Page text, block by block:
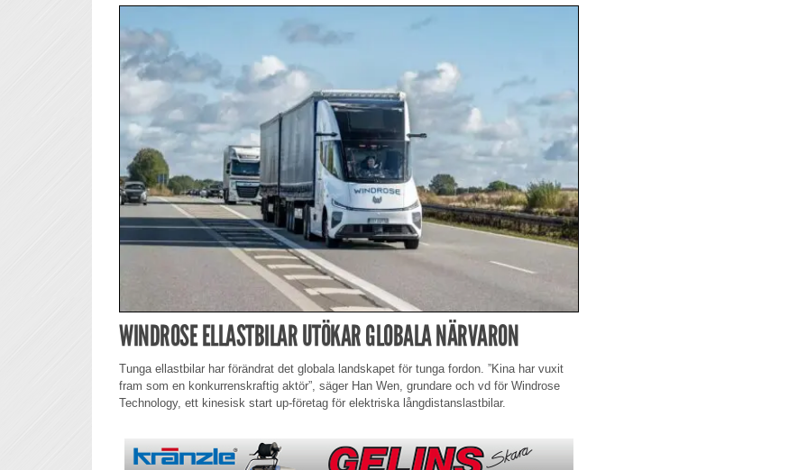
WINDROSE ELLASTBILAR UTÖKAR GLOBALA NÄRVARON
Tunga ellastbilar har förändrat det globala landskapet för tunga fordon. ”Kina har vuxit
fram som en konkurrenskraftig aktör”, säger Han Wen, grundare och vd för Windrose
Technology, ett kinesisk start up-företag för elektriska långdistanslastbilar.